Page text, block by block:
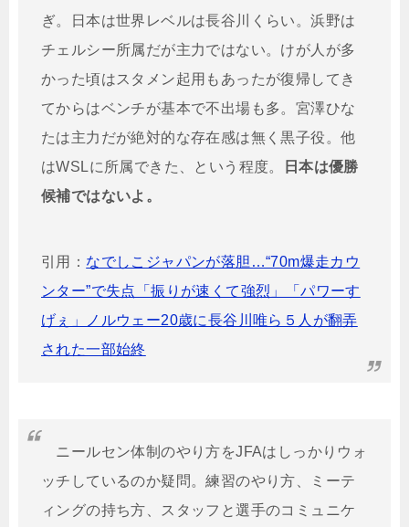
ぎ。日本は世界レベルは長谷川くらい。浜野は
チェルシー所属だが主力ではない。けが人が多
かった頃はスタメン起用もあったが復帰してき
てからはベンチが基本で不出場も多。宮澤ひな
たは主力だが絶対的な存在感は無く黒子役。他
はWSLに所属できた、という程度。
日本は優勝
候補ではないよ。
引用： なでしこジャパンが落胆…“70m爆走カウ
ンター”で失点「振りが速くて強烈」「パワーす
げぇ」ノルウェー20歳に長谷川唯ら５人が翻弄
された一部始終
ニールセン体制のやり方をJFAはしっかりウォ
ッチしているのか疑問。練習のやり方、ミーテ
ィングの持ち方、スタッフと選手のコミュニケ